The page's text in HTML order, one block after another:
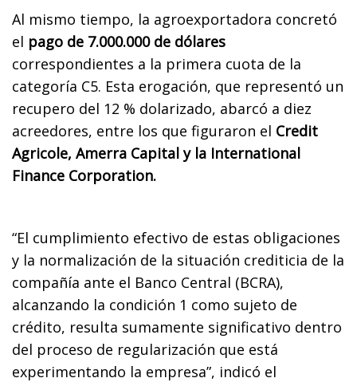
Al mismo tiempo, la agroexportadora concretó
el pago de 7.000.000 de dólares
correspondientes a la primera cuota de la
categoría C5. Esta erogación, que representó un
recupero del 12 % dolarizado, abarcó a diez
acreedores, entre los que figuraron el Credit
Agricole, Amerra Capital y la International
Finance Corporation.
“El cumplimiento efectivo de estas obligaciones
y la normalización de la situación crediticia de la
compañía ante el Banco Central (BCRA),
alcanzando la condición 1 como sujeto de
crédito, resulta sumamente significativo dentro
del proceso de regularización que está
experimentando la empresa”, indicó el